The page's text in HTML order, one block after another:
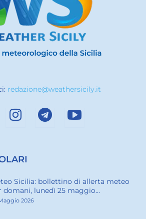
redazione@weathersicily.it
Sicilia: bollettino di allerta meteo
domani, lunedì 25 maggio...
2026